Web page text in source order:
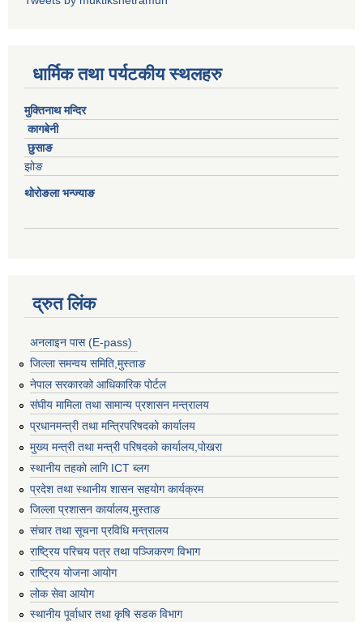
धार्मिक तथा पर्यटकीय स्थलहरु
मुक्तिनाथ मन्दिर
कागबेनी
छुसाङ
झोङ
थोरोङला भन्ज्याङ
द्रुत लिंक
अनलाइन पास (E-pass)
जिल्ला समन्वय समिति,मुस्ताङ
नेपाल सरकारको आधिकारिक पोर्टल
संघीय मामिला तथा सामान्य प्रशासन मन्त्रालय
प्रधानमन्त्री तथा मन्त्रिपरिषदको कार्यालय
मुख्य मन्त्री तथा मन्त्री परिषदको कार्यालय,पोखरा
स्थानीय तहको लागि ICT ब्लग
प्रदेश तथा स्थानीय शासन सहयोग कार्यक्रम
जिल्ला प्रशासन कार्यालय,मुस्ताङ
संचार तथा सूचना प्रविधि मन्त्रालय
राष्ट्रिय परिचय पत्र तथा पञ्जिकरण विभाग
राष्ट्रिय योजना आयोग
लोक सेवा आयोग
स्थानीय पूर्वाधार तथा कृषि सडक विभाग